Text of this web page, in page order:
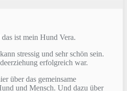
ist mein Hund Vera.
stressig und sehr schön sein.
erfolgreich war.
über das gemeinsame
und Mensch. Und dazu über